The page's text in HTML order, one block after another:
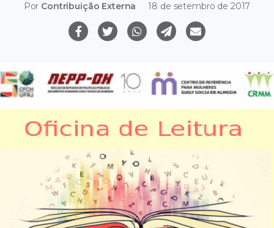
Por Contribuição Externa 18 de setembro de 2017